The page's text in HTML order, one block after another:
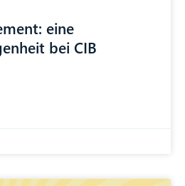
eine
bei CIB